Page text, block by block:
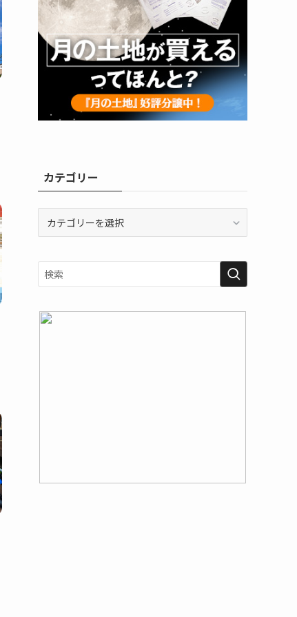
カテゴリー
リ
ー